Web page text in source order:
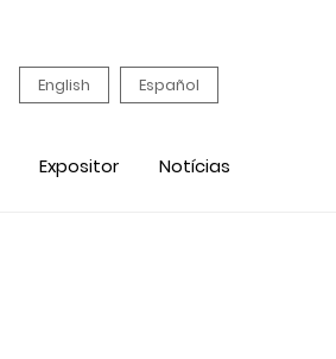
English Español
Expositor Notícias